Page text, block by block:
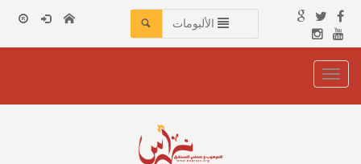
الألبومات
Toggle
navigation